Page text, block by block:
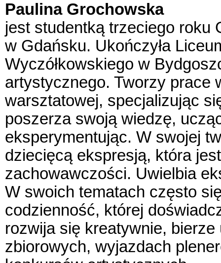
Paulina Grochowska
jest studentką trzeciego roku
w Gdańsku. Ukończyła
Wyczółkowskiego w
artystycznego. Tworzy prace
warsztatowej, specjalizując
poszerza swoją wiedzę,
eksperymentując. W swojej
dziecięcą ekspresją, która
zachowawczości. Uwielbia
W swoich tematach często
codzienność, której
rozwija się kreatywnie,
zbiorowych, wyjazdach